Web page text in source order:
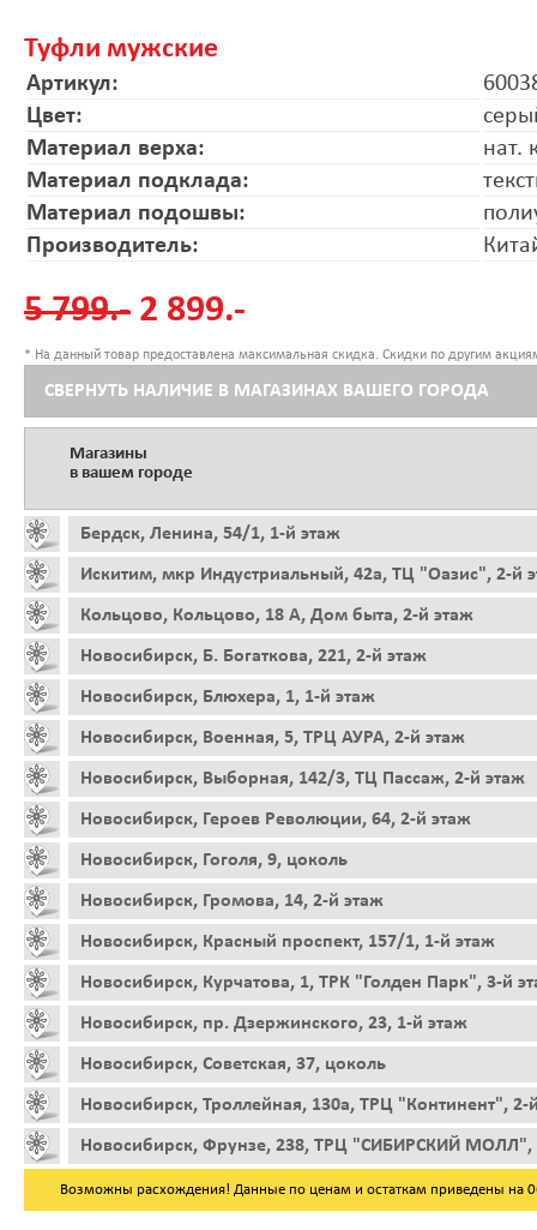
Туфли мужские
Артикул:
Цвет:
Материал верха:
нат.
Материал подклада:
Материал подошвы:
Производитель:
5 799.- 2 899.-
* На данный товар предоставлена максимальная скидка. Скидки по другим
СВЕРНУТЬ НАЛИЧИЕ В МАГАЗИНАХ ВАШЕГО ГОРОДА
Магазины
в вашем городе
Бердск, Ленина, 54/1, 1-й этаж
Искитим, мкр Индустриальный, 42а, ТЦ "Оазис", 2-й
Кольцово, Кольцово, 18 А, Дом быта, 2-й этаж
Новосибирск, Б. Богаткова, 221, 2-й этаж
Новосибирск, Блюхера, 1, 1-й этаж
Новосибирск, Военная, 5, ТРЦ АУРА, 2-й этаж
Новосибирск, Выборная, 142/3, ТЦ Пассаж, 2-й этаж
Новосибирск, Героев Революции, 64, 2-й этаж
Новосибирск, Гоголя, 9, цоколь
Новосибирск, Громова, 14, 2-й этаж
Новосибирск, Красный проспект, 157/1, 1-й этаж
Новосибирск, Курчатова, 1, ТРК "Голден Парк", 3-й
Новосибирск, пр. Дзержинского, 23, 1-й этаж
Новосибирск, Советская, 37, цоколь
Новосибирск, Троллейная, 130а, ТРЦ "Континент", 2-
Новосибирск, Фрунзе, 238, ТРЦ "СИБИРСКИЙ МОЛЛ",
Возможны расхождения! Данные по ценам и остаткам приведены на